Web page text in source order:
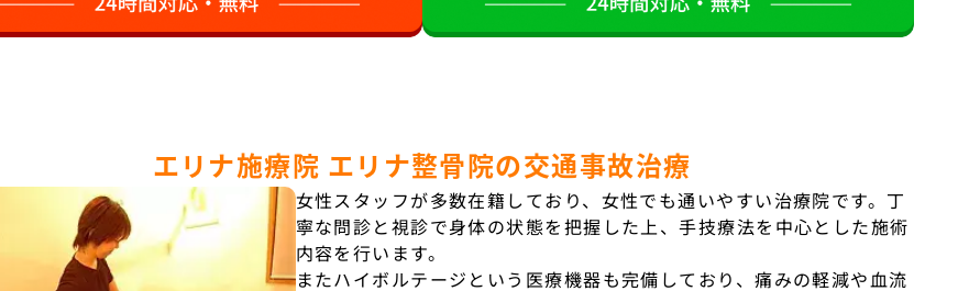
エリナ施療院 エリナ整骨院の交通事故治療
女性スタッフが多数在籍しており、女性でも通いやすい治療院です。丁
寧な問診と視診で身体の状態を把握した上、手技療法を中心とした施術
内容を行います。
またハイボルテージという医療機器も完備しており、痛みの軽減や血流